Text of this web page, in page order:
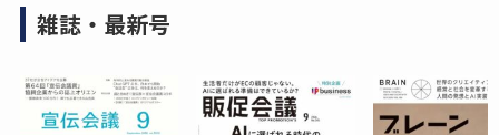
雑誌・最新号